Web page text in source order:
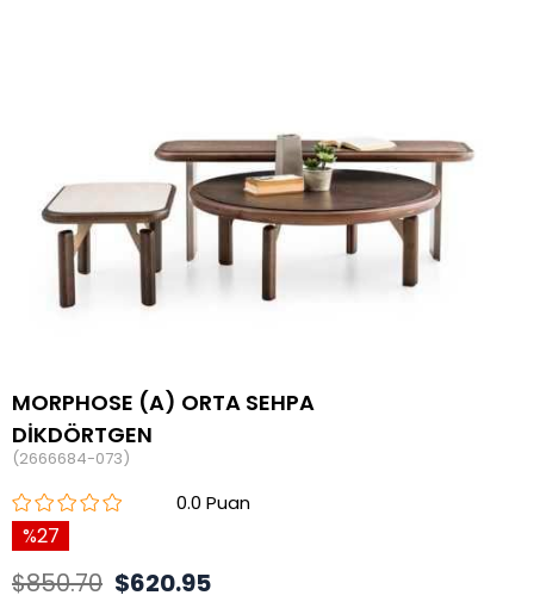
MORPHOSE (A) ORTA SEHPA
DİKDÖRTGEN
(2666684-073)
0.0
27
$850.70 $620.95